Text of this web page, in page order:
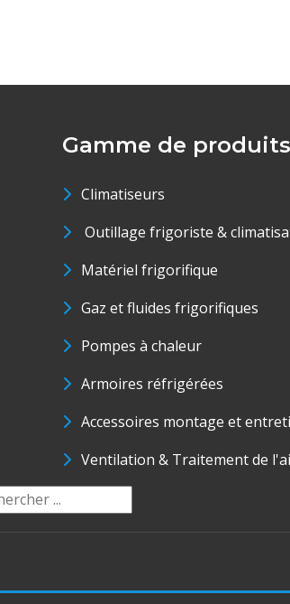
Gamme de produits
Climatiseurs
Outillage frigoriste &
Matériel frigorifique
Gaz et fluides frigorifiques
Pompes à chaleur
Armoires réfrigérées
Accessoires montage et
Ventilation & Traitement de